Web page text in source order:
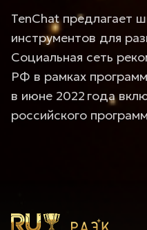
TenChat предлагает
инструментов для
Социальная сеть
РФ в рамках
в июне 2022 года
российского